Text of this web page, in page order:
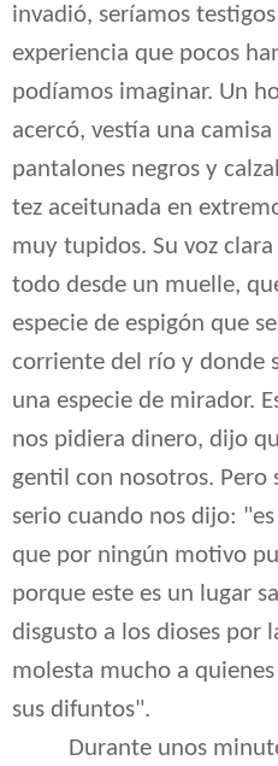
invadió, seríamos
experiencia que pocos
podíamos imaginar. Un
acercó, vestía una
pantalones negros y
tez aceitunada en
muy tupidos. Su voz
todo desde un muelle,
especie de espigón que
corriente del río y donde
una especie de mirador.
nos pidiera dinero, dijo
gentil con nosotros. Pero
serio cuando nos dijo:
que por ningún motivo
porque este es un lugar
disgusto a los dioses por
molesta mucho a
sus difuntos".
Durante unos